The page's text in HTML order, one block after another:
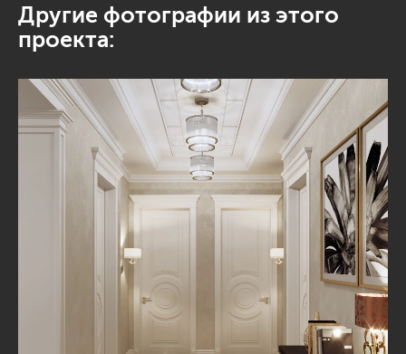
Другие фотографии из этого
проекта: